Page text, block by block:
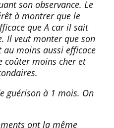
son observance. Le
à montrer que le
que A car il sait
Il veut monter que son
moins aussi efficace
coûter moins cher et
guérison à 1 mois. On
ont la même